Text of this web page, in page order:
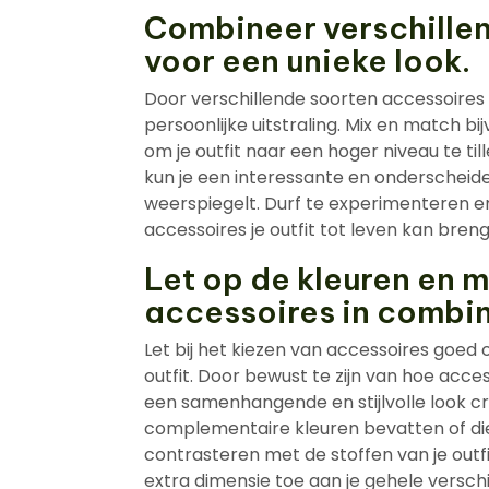
Combineer
voor een unieke look.
Door verschillende soorten
persoonlijke uitstraling. Mix en match
om je outfit naar een hoger niveau te
kun je een interessante en
weerspiegelt. Durf te experimenteren
accessoires je outfit tot leven kan
Let op de kleuren en
accessoires in
Let bij het kiezen van accessoires
outfit. Door bewust te zijn van hoe
een samenhangende en stijlvolle look
complementaire kleuren bevatten of
contrasteren met de stoffen van je
extra dimensie toe aan je gehele